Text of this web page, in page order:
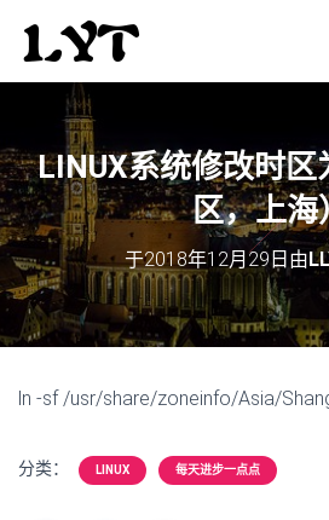
LINUX系统修改时区
区，上海
于2018年12月29日 由
ln -sf /usr/share/zoneinfo/Asia/
分类： LINUX 每天进步一点点